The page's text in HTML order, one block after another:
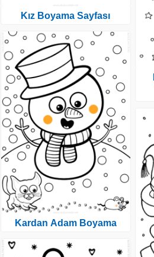
Kız Boyama Sayfası
Kardan Adam Boyama